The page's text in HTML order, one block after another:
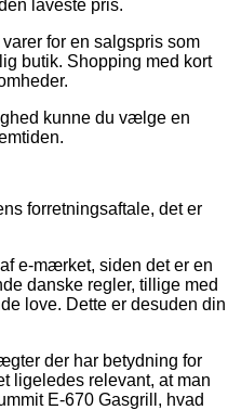
laveste pris.
for en salgspris som
butik. Shopping med kort
kunne du vælge en
forretningsaftale, det er
e-mærket, siden det er en
danske regler, tillige med
love. Dette er desuden din
der har betydning for
ligeledes relevant, at man
E-670 Gasgrill, hvad